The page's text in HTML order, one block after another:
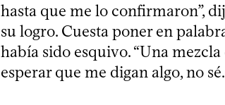
hasta que me lo confirmaron”,
su logro. Cuesta poner en
había sido esquivo. “Una
esperar que me digan algo, no